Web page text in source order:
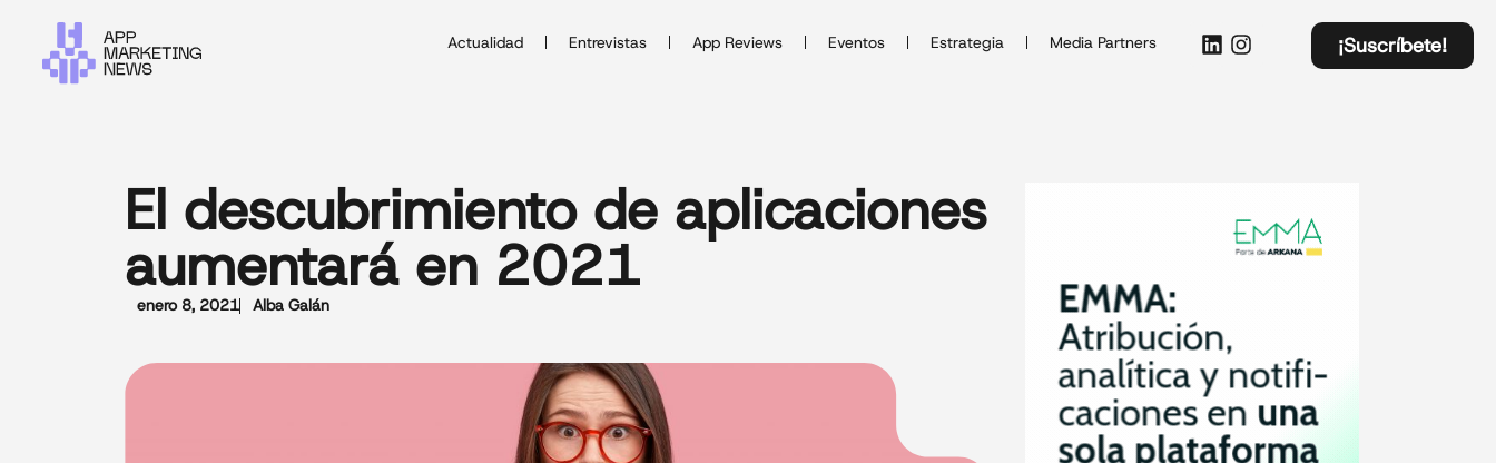
Actualidad Entrevistas App Reviews Eventos Estrategia Media Partners ¡Suscríbete!
El descubrimiento de aplicaciones
aumentará en 2021
enero 8, 2021 Alba Galán